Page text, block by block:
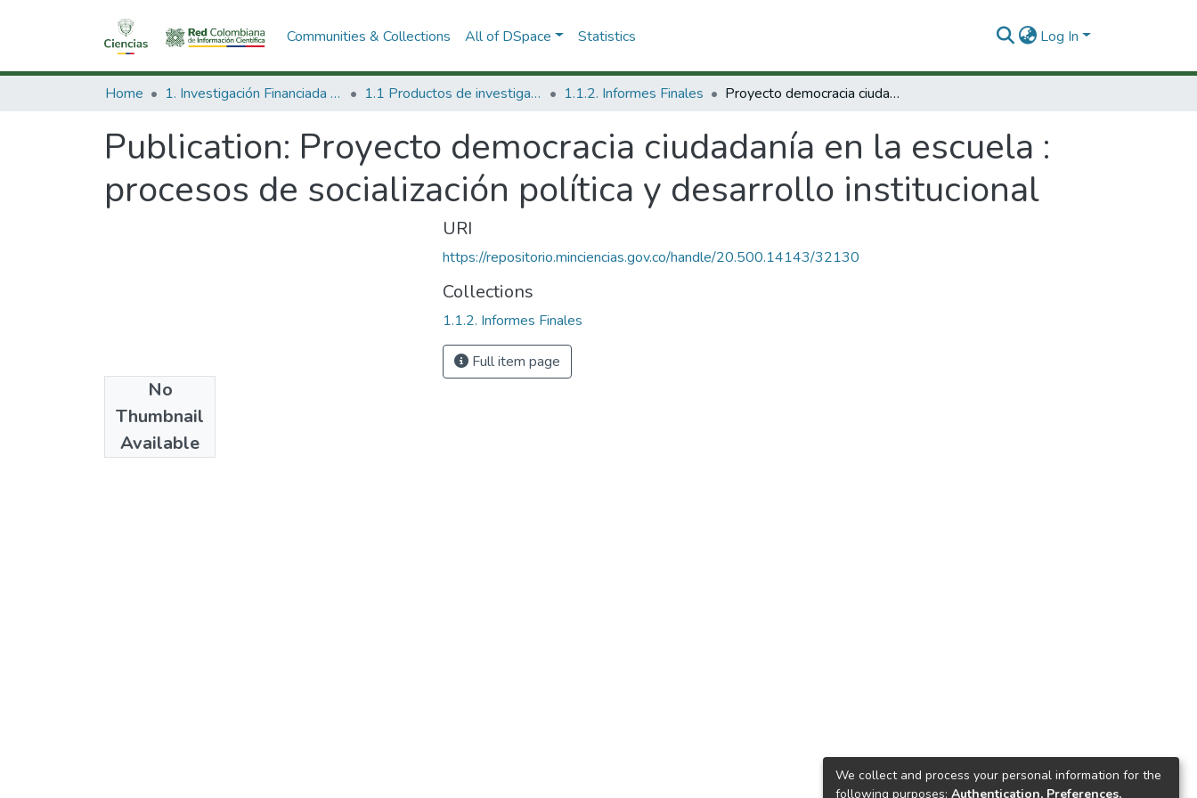
Communities & Collections All of DSpace Statistics Log In
Home 1. Investigación Financiada con Recursos Públicos 1.1 Productos de investigación 1.1.2. Informes Finales Proyecto democracia ciudadanía en la escuela : procesos de socialización política y desarrollo institucional
Publication: Proyecto democracia ciudadanía en la escuela :
procesos de socialización política y desarrollo institucional
No
Thumbnail
Available
2002
URI
https://repositorio.minciencias.gov.co/handle/20.500.14143/32130
Collections
1.1.2. Informes Finales
Full item page
We collect and process your personal information for the
following purposes: Authentication, Preferences,